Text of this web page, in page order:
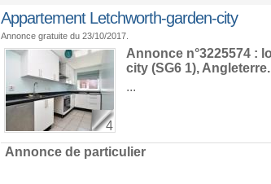
Appartement Letchworth-garden-city
Annonce gratuite du 23/10/2017.
4
Annonce n°3225574 :
city(SG6 1), Angleterre.
...
Annonce de particulier